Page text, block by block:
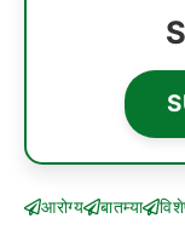
आरोग्य बातम्या